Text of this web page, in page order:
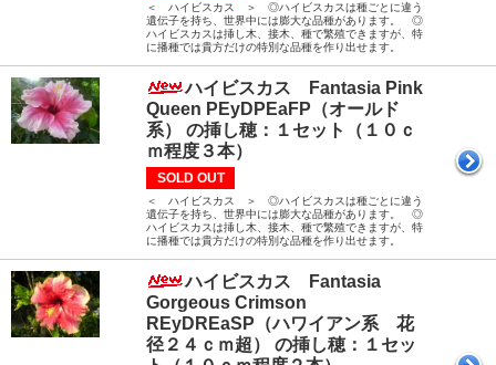
＜ ハイビスカス ＞ ◎ハイビスカスは種ごとに違う
遺伝子を持ち、世界中には膨大な品種があります。 ◎
ハイビスカスは挿し木、接木、種で繁殖できますが、特
に播種では貴方だけの特別な品種を作り出せます。
ハイビスカス Fantasia Pink
Queen PEyDPEaFP（オールド
系） の挿し穂：１セット（１０ｃ
ｍ程度３本）
SOLD OUT
＜ ハイビスカス ＞ ◎ハイビスカスは種ごとに違う
遺伝子を持ち、世界中には膨大な品種があります。 ◎
ハイビスカスは挿し木、接木、種で繁殖できますが、特
に播種では貴方だけの特別な品種を作り出せます。
ハイビスカス Fantasia
Gorgeous Crimson
REyDREaSP（ハワイアン系 花
径２４ｃｍ超） の挿し穂：１セッ